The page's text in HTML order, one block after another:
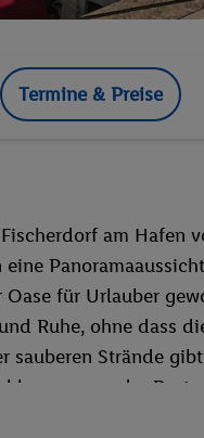
Termine & Preise
am Hafen
für Urlauber
Ruhe, ohne dass
Strände
hervorragender